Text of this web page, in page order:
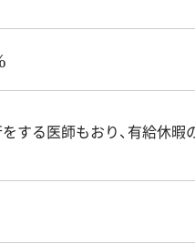
する医師もおり、有給休